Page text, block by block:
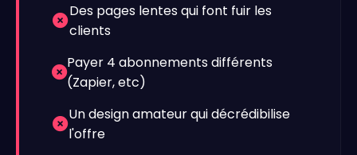
Des pages lentes qui font fuir les
clients
Payer 4 abonnements différents
(Zapier, etc)
Un design amateur qui décrédibilise
l'offre